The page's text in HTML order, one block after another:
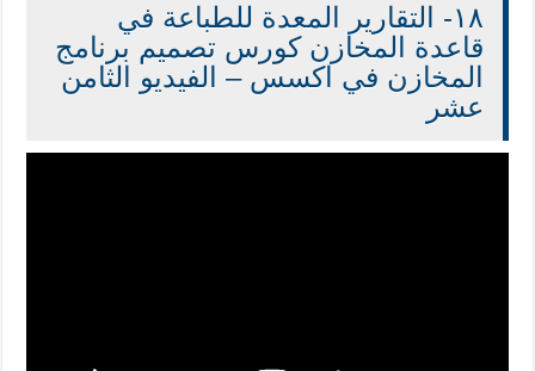
١٨- التقارير المعدة للطباعة في
قاعدة المخازن كورس تصميم برنامج
المخازن في اكسس – الفيديو الثامن
عشر